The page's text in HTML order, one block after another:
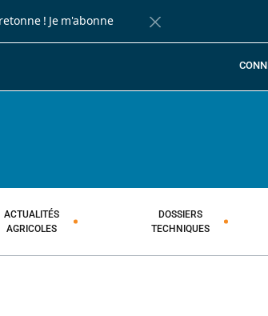
! Je m'abonne
Fermer la barre de
ACTUALITÉS
AGRICOLES
DOSSIERS
TECHNIQUES